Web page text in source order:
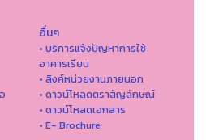
อื่นๆ
• บริการแจ้งปัญหาการใ่ช้
อาคารเรียน
• ลิงค์หน่วยงานภายนอก
• ดาวน์โหลดตราสัญลักษณ์
• ดาวน์โหลดเอกสาร
• E- Brochure